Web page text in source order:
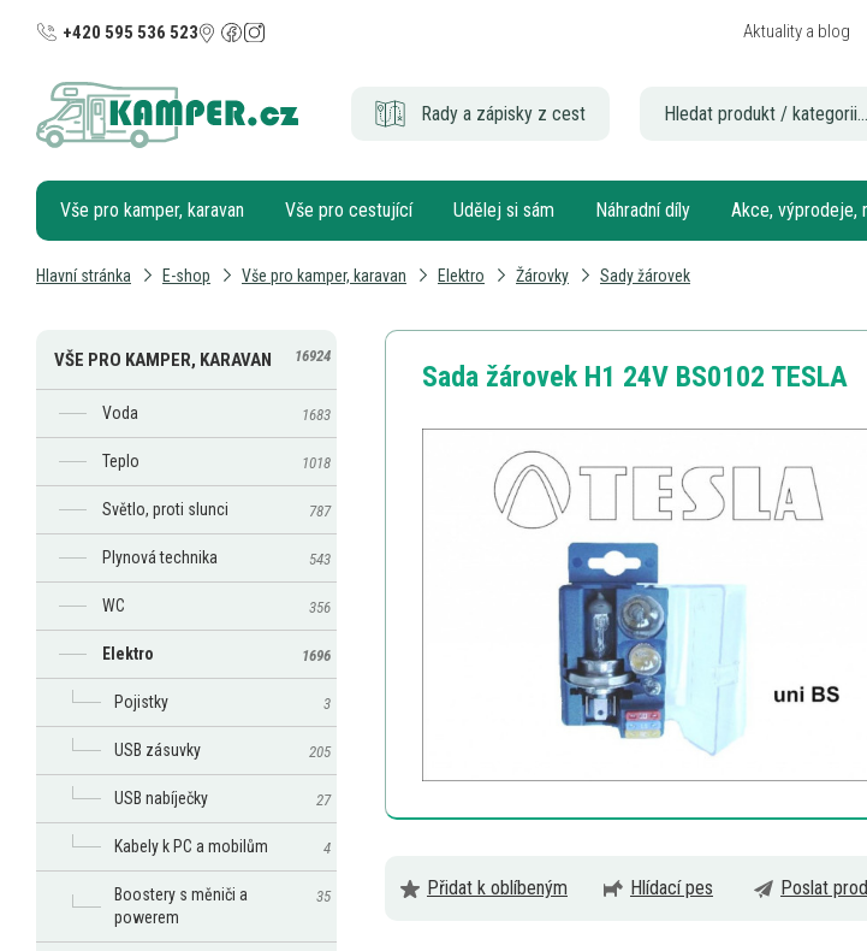
+420 595 536 523 Aktuality a blog
Rady a zápisky z cest
Vše pro kamper, karavan Vše pro cestující Udělej si sám Náhradní díly Akce, výprodeje,
Hlavní stránka E-shop Vše pro kamper, karavan Elektro Žárovky Sady žárovek
Sada žárovek H1 24V BS0102 TESLA
Přidat k oblíbeným Hlídací pes Poslat
VŠE PRO KAMPER, KARAVAN 16924
Voda 1683
Teplo 1018
Světlo, proti slunci 787
Plynová technika 543
WC 356
Elektro 1696
Pojistky 3
USB zásuvky 205
USB nabíječky 27
Kabely k PC a mobilům 4
Boostery s měniči a
powerem
35